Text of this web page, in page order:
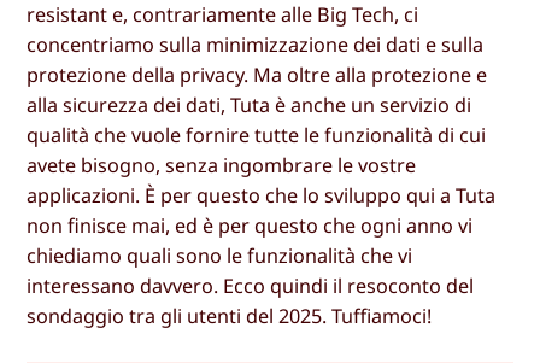
resistant e, contrariamente alle Big Tech, ci
concentriamo sulla minimizzazione dei dati e sulla
protezione della privacy. Ma oltre alla protezione e
alla sicurezza dei dati, Tuta è anche un servizio di
qualità che vuole fornire tutte le funzionalità di cui
avete bisogno, senza ingombrare le vostre
applicazioni. È per questo che lo sviluppo qui a Tuta
non finisce mai, ed è per questo che ogni anno vi
chiediamo quali sono le funzionalità che vi
interessano davvero. Ecco quindi il resoconto del
sondaggio tra gli utenti del 2025. Tuffiamoci!